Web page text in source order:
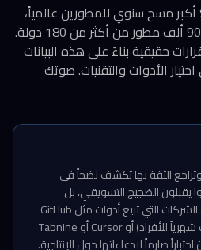
يُعد استبيان Stack Overflow أكبر مسح سنوي للمطورين عالمياً،
إذ يشارك فيه عادةً أكثر من 90 ألف مطور من أكثر من 180 دولة.
حقيقية بناءً على هذه البيانات
الأدوات والتقنيات. صوتك
الفجوة بين انتشار أدوات AI وتراجع الثقة بها تكشف نضجاً في
الضجيج التسويقي، بل
يطالبون بنتائج قابلة للقياس. الشركات التي تبيع أدوات مثل GitHub
Copilot (يبدأ من 10 دولارات شهرياً للأفراد) أو Cursor أو Tabnine
صارماً لادعاءاتها حول الإنتاجية.